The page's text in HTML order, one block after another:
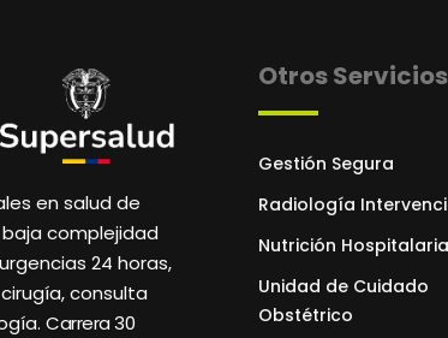
en salud de
complejidad
24 horas,
consulta
Carrera 30
Otros Servicios
Gestión Segura
Radiología
Nutrición Hospitalaria
Unidad de Cuidado
Obstétrico